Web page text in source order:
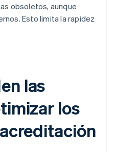
obsoletos, aunque
Esto limita la rapidez
las
los